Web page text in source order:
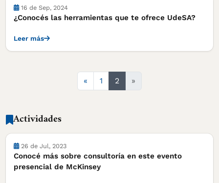
Notas
16 de Sep, 2024
¿Conocés las herramientas que te ofrece UdeSA?
Leer más
« Anterior
1 2 »
Actividades
Actividades
26 de Jul, 2023
Conocé más sobre consultoría en este evento
presencial de McKinsey